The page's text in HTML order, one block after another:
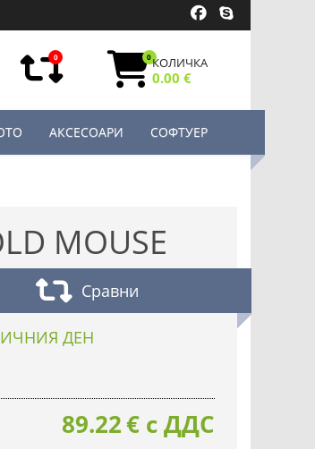
0 0КОЛИЧКА
0.00 €
АКСЕСОАРИ СОФТУЕР
MOUSE
Сравни
ДЕН
89.22€ с ДДС